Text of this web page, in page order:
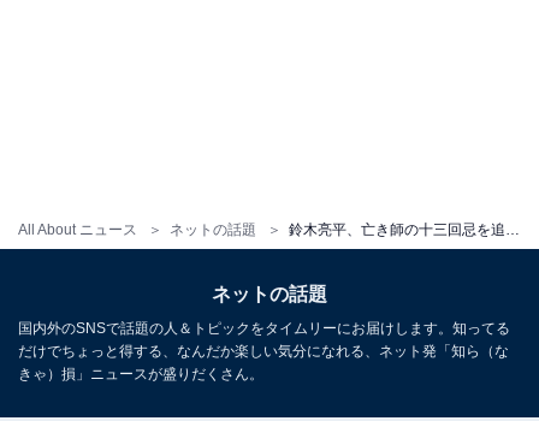
All About ニュース ネットの話題
ネットの話題
国内外のSNSで話題の人＆トピックをタイムリーにお届けします。知ってる
だけでちょっと得する、なんだか楽しい気分になれる、ネット発「知ら（な
きゃ）損」ニュースが盛りだくさん。